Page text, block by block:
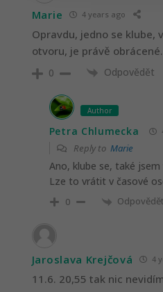
Marie 4 years ago
Opravdu, jedno se klube,
otvoru, je právě obrácené.
0 Odpovědět
Author
Petra Chlumecka
Reply to Marie
Ano, klube se, také
Lze to vrátit v časové
0 Odpovědět
Jaroslava Krejčová 4
11.6. 20,55 tak nic